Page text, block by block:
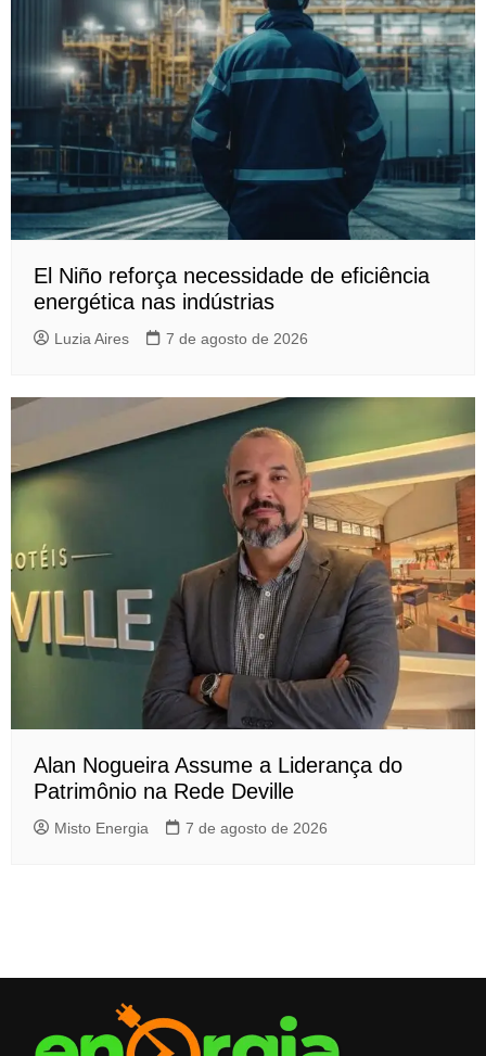
El Niño reforça necessidade de eficiência
energética nas indústrias
Luzia Aires 7 de agosto de 2026
Alan Nogueira Assume a Liderança do
Patrimônio na Rede Deville
Misto Energia 7 de agosto de 2026